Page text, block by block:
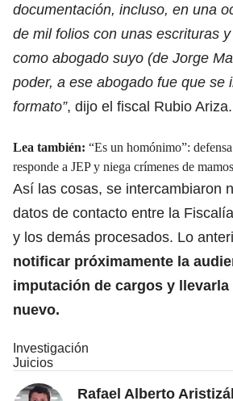
documentación, incluso, en una
de mil folios con unas escrituras
como abogado suyo (de Jorge
poder, a ese abogado fue que se
formato”, dijo el fiscal Rubio Ariza.
Lea también: “Es un homónimo”:
responde a JEP y niega crímenes de
Así las cosas, se intercambiaron
datos de contacto entre la
y los demás procesados. Lo
notificar próximamente la
imputación de cargos y llevarla
nuevo.
Investigación
Juicios
Rafael Alberto